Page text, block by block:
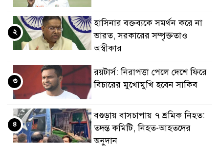
হাসিনার বক্তব্যকে সমর্থন করে না
ভারত, সরকারের সম্পৃক্ততাও
অস্বীকার
২
রয়টার্স: নিরাপত্তা পেলে দেশে ফিরে
বিচারের মুখোমুখি হবেন সাকিব
৩
বগুড়ায় বাসচাপায় ৭ শ্রমিক নিহত:
তদন্ত কমিটি, নিহত-আহতদের
অনুদান
৪